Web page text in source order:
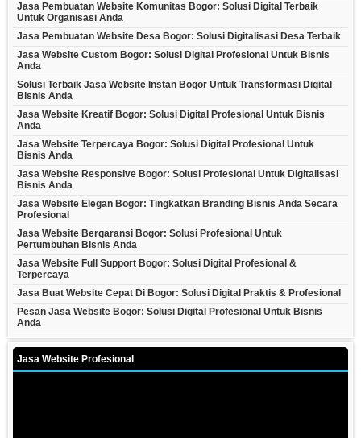
Jasa Pembuatan Website Komunitas Bogor: Solusi Digital Terbaik
Untuk Organisasi Anda
Jasa Pembuatan Website Desa Bogor: Solusi Digitalisasi Desa Terbaik
Jasa Website Custom Bogor: Solusi Digital Profesional Untuk Bisnis
Anda
Solusi Terbaik Jasa Website Instan Bogor Untuk Transformasi Digital
Bisnis Anda
Jasa Website Kreatif Bogor: Solusi Digital Profesional Untuk Bisnis
Anda
Jasa Website Terpercaya Bogor: Solusi Digital Profesional Untuk
Bisnis Anda
Jasa Website Responsive Bogor: Solusi Profesional Untuk Digitalisasi
Bisnis Anda
Jasa Website Elegan Bogor: Tingkatkan Branding Bisnis Anda Secara
Profesional
Jasa Website Bergaransi Bogor: Solusi Profesional Untuk
Pertumbuhan Bisnis Anda
Jasa Website Full Support Bogor: Solusi Digital Profesional &
Terpercaya
Jasa Buat Website Cepat Di Bogor: Solusi Digital Praktis & Profesional
Pesan Jasa Website Bogor: Solusi Digital Profesional Untuk Bisnis
Anda
Jasa Website Profesional